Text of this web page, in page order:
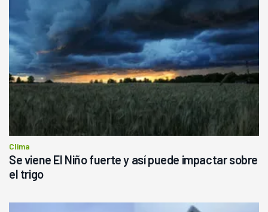
Clima
Se viene El Niño fuerte y así puede impactar sobre
el trigo